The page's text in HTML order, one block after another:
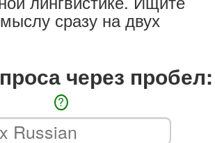
сразу на двух
через пробел:
?